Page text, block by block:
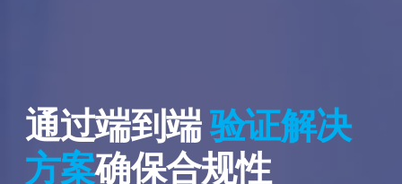
通过端到端 验证解决
方案确保合规性